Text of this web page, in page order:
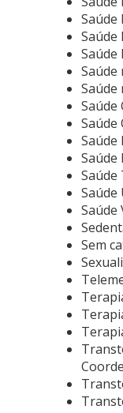
Saúde
Saúde
Saúde
Saúde
Saúde
Saúde
Saúde
Saúde
Saúde
Saúde
Sem